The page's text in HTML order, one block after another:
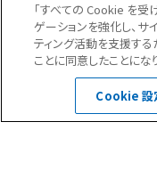
お問合
「すべての Cookie を受
ゲーションを強化し、サ
ティング活動を支援す
ことに同意したことにな
Cookie 設